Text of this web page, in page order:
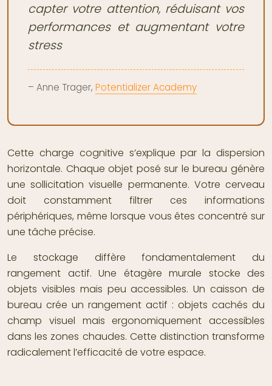
capter votre attention, réduisant vos
performances et augmentant votre
stress
– Anne Trager, Potentializer Academy
Cette charge cognitive s’explique par la dispersion
horizontale. Chaque objet posé sur le bureau génère
une sollicitation visuelle permanente. Votre cerveau
doit constamment filtrer ces informations
périphériques, même lorsque vous êtes concentré sur
une tâche précise.
Le stockage diffère fondamentalement du
rangement actif. Une étagère murale stocke des
objets visibles mais peu accessibles. Un caisson de
bureau crée un rangement actif : objets cachés du
champ visuel mais ergonomiquement accessibles
dans les zones chaudes. Cette distinction transforme
radicalement l’efficacité de votre espace.